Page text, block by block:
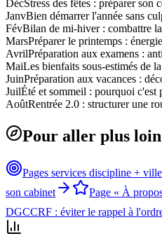
DécStress des fêtes : préparer son
JanvBien démarrer l'année sans
FévBilan de mi-hiver : combattre
MarsPréparer le printemps :
AvrilPréparation aux examens :
MaiLes bienfaits sous-estimés de
JuinPréparation aux vacances :
JuilÉté et sommeil : pourquoi c'est
AoûtRentrée 2.0 : structurer une
Pour aller plus loin
Pages services discipline + ville
son cabinet
Page « À
DGCCRF : éviter le rappel à